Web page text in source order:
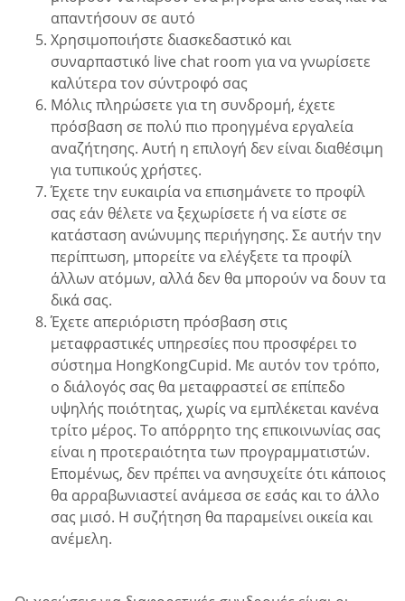
απαντήσουν σε αυτό
Χρησιμοποιήστε διασκεδαστικό και
συναρπαστικό live chat room για να γνωρίσετε
καλύτερα τον σύντροφό σας
Μόλις πληρώσετε για τη συνδρομή, έχετε
πρόσβαση σε πολύ πιο προηγμένα εργαλεία
αναζήτησης. Αυτή η επιλογή δεν είναι διαθέσιμη
για τυπικούς χρήστες.
Έχετε την ευκαιρία να επισημάνετε το προφίλ
σας εάν θέλετε να ξεχωρίσετε ή να είστε σε
κατάσταση ανώνυμης περιήγησης. Σε αυτήν την
περίπτωση, μπορείτε να ελέγξετε τα προφίλ
άλλων ατόμων, αλλά δεν θα μπορούν να δουν τα
δικά σας.
Έχετε απεριόριστη πρόσβαση στις
μεταφραστικές υπηρεσίες που προσφέρει το
σύστημα HongKongCupid. Με αυτόν τον τρόπο,
ο διάλογός σας θα μεταφραστεί σε επίπεδο
υψηλής ποιότητας, χωρίς να εμπλέκεται κανένα
τρίτο μέρος. Το απόρρητο της επικοινωνίας σας
είναι η προτεραιότητα των προγραμματιστών.
Επομένως, δεν πρέπει να ανησυχείτε ότι κάποιος
θα αρραβωνιαστεί ανάμεσα σε εσάς και το άλλο
σας μισό. Η συζήτηση θα παραμείνει οικεία και
ανέμελη.